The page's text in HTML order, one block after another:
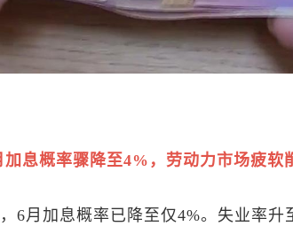
息概率骤降至4%，劳动力市场疲软
6月加息概率已降至仅4%。失业率升